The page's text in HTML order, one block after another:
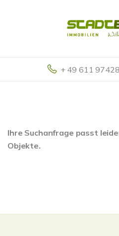
+ 49 611
Ihre Suchanfrage passt
Objekte.